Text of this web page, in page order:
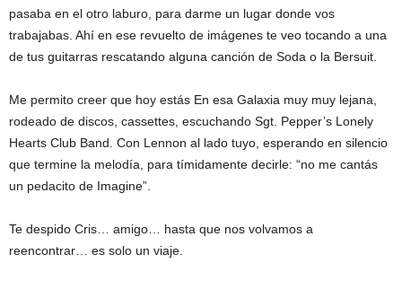
pasaba en el otro laburo, para darme un lugar donde vos
trabajabas. Ahí en ese revuelto de imágenes te veo tocando a una
de tus guitarras rescatando alguna canción de Soda o la Bersuit.
Me permito creer que hoy estás En esa Galaxia muy muy lejana,
rodeado de discos, cassettes, escuchando Sgt. Pepper’s Lonely
Hearts Club Band. Con Lennon al lado tuyo, esperando en silencio
que termine la melodía, para tímidamente decirle: “no me cantás
un pedacito de Imagine”.
Te despido Cris… amigo… hasta que nos volvamos a
reencontrar… es solo un viaje.